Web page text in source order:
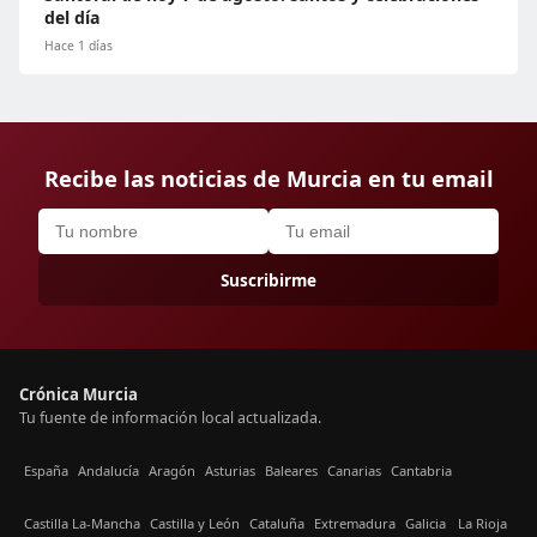
del día
Hace 1 días
Recibe las noticias de Murcia en tu email
Suscribirme
Crónica Murcia
Tu fuente de información local actualizada.
España Andalucía Aragón Asturias Baleares Canarias Cantabria
Castilla La-Mancha Castilla y León Cataluña Extremadura Galicia La Rioja